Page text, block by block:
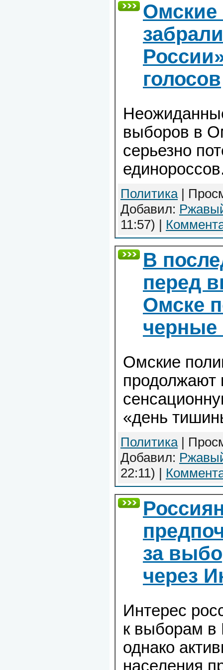
Омские
голосов
выборов в
серьезно
Политика|
Добавил:
11:57) |
В
перед
Омске
черные
Омские
продолжают
«день
Политика|
Добавил:
22:11) |
за
через
Интерес
к выборам в
однако
населения